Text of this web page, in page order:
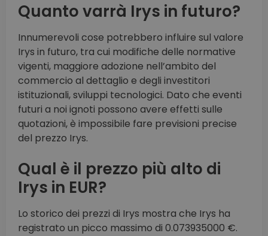
Quanto varrà Irys in futuro?
Innumerevoli cose potrebbero influire sul valore
Irys in futuro, tra cui modifiche delle normative
vigenti, maggiore adozione nell’ambito del
commercio al dettaglio e degli investitori
istituzionali, sviluppi tecnologici. Dato che eventi
futuri a noi ignoti possono avere effetti sulle
quotazioni, è impossibile fare previsioni precise
del prezzo Irys.
Qual è il prezzo più alto di
Irys in EUR?
Lo storico dei prezzi di Irys mostra che Irys ha
registrato un picco massimo di 0.073935000 €.